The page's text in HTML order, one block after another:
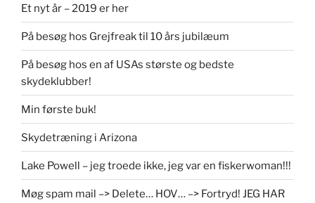
Et nyt år – 2019 er her
På besøg hos Grejfreak til 10 års jubilæum
På besøg hos en af USAs største og bedste
skydeklubber!
Min første buk!
Skydetræning i Arizona
Lake Powell – jeg troede ikke, jeg var en fiskerwoman!!!
Møg spam mail –> Delete… HOV… –> Fortryd! JEG HAR